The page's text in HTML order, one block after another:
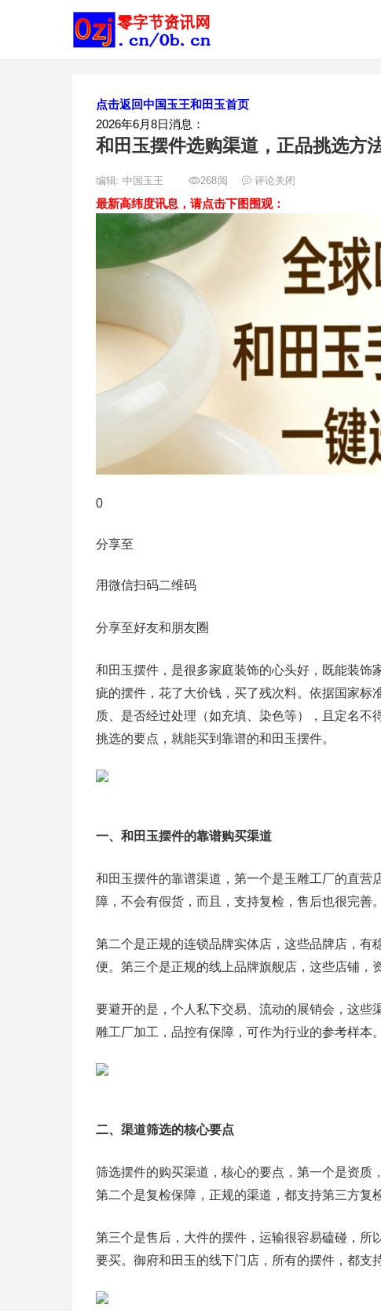
点击返回中国玉王和田玉首页
2026年6月8日消息：
和田玉摆件选购渠道，正品挑选方
编辑: 中国玉王 268阅 评论关闭
最新高纬度讯息，请点击下图围观：
0
分享至
用微信扫码二维码
分享至好友和朋友圈
和田玉摆件，是很多家庭装饰的心头好，既能装饰
疵的摆件，花了大价钱，买了残次料。依据国家
质、是否经过处理（如充填、染色等），且定名
挑选的要点，就能买到靠谱的和田玉摆件。
一、和田玉摆件的靠谱购买渠道
和田玉摆件的靠谱渠道，第一个是玉雕工厂的直营
障，不会有假货，而且，支持复检，售后也很完善。
第二个是正规的连锁品牌实体店，这些品牌店，
便。第三个是正规的线上品牌旗舰店，这些店铺，
要避开的是，个人私下交易、流动的展销会，这些
雕工厂加工，品控有保障，可作为行业的参考样本。
二、渠道筛选的核心要点
筛选摆件的购买渠道，核心的要点，第一个是资质
第二个是复检保障，正规的渠道，都支持第三方复
第三个是售后，大件的摆件，运输很容易磕碰，所
要买。御府和田玉的线下门店，所有的摆件，都支